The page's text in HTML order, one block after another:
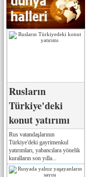
Rusların
Türkiye'deki
konut yatırımı
Rus vatandaşlarının
Türkiye'deki gayrimenkul
yatırımları, yabancılara yönelik
kuralların son yılla...